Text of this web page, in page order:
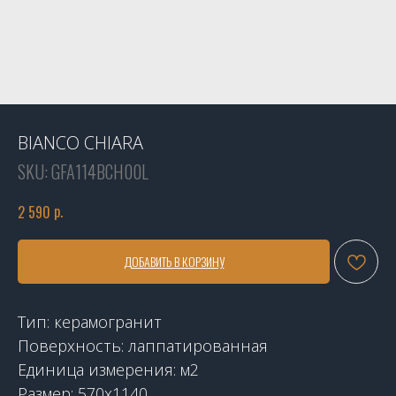
BIANCO CHIARA
SKU:GFA114BCH00L
2 590 р.
ДОБАВИТЬ В КОРЗИНУ
Тип: керамогранит
Поверхность: лаппатированная
Единица измерения: м2